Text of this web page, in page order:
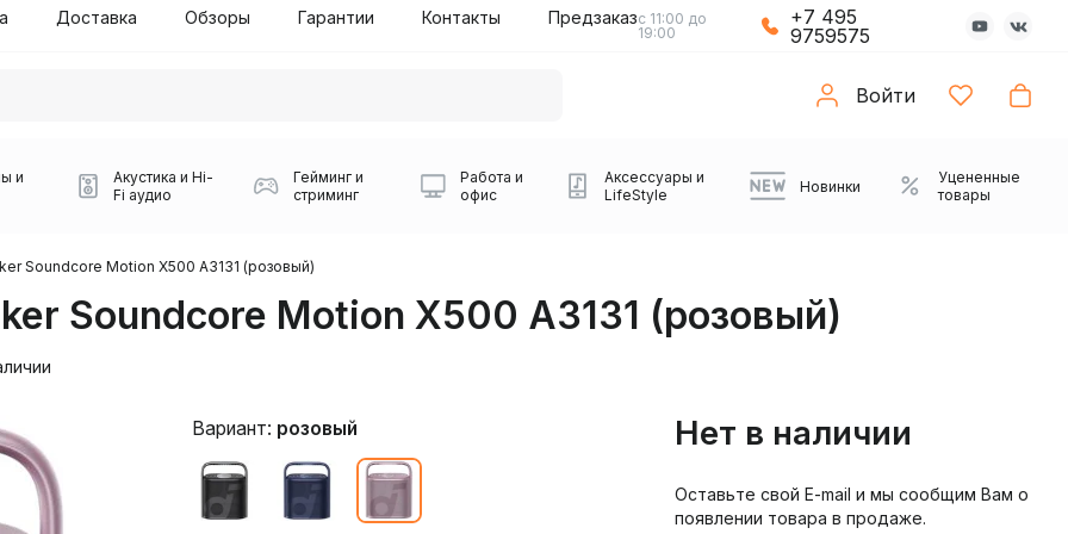
СДЭК
Доставка Обзоры Гарантии Контакты Предзаказс 11:00 до
19:00
+7 495
9759575
Войти
Игровые наушники Беспроводные колонки Плееры Аудиоинтерфейсы
и
Микрофоны BOYA Наборы
Виниловые
проигрыватели
Звуковые карты
Акустика и Hi-
Fi аудио
Портативные колонки Ресиверы Partybox
Саундбары
Гейминг и
стриминг
Игровые мыши Logitech Геймпады Компьютерные колонки Веб-камеры
Работа и
офис
Наборы периферии Коврики для мыши Коврики с подсветкой Проекторы
Аксессуары и
LifeStyle
USB Type-C адаптеры Зарядные устройства Транспорт
Новинки
Уцененные
товары
Soundcore Motion X500 A3131 (розовый)
Soundcore Motion X500 A3131 (розовый)
Вариант: розовый Нет в наличии
Оставьте свой E-mail и мы сообщим Вам о
появлении товара в продаже.